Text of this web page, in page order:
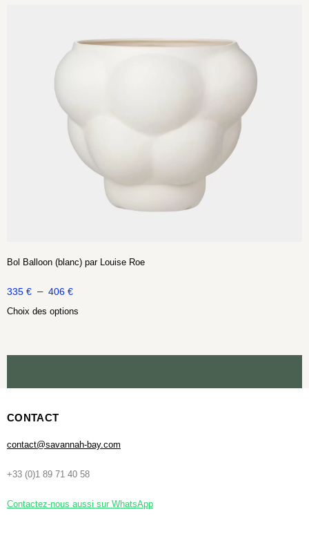
Bol Balloon (blanc) par Louise Roe
335 € – 406 €
Choix des options
CONTACT
contact@savannah-bay.com
+33 (0)1 89 71 40 58
Contactez-nous aussi sur WhatsApp